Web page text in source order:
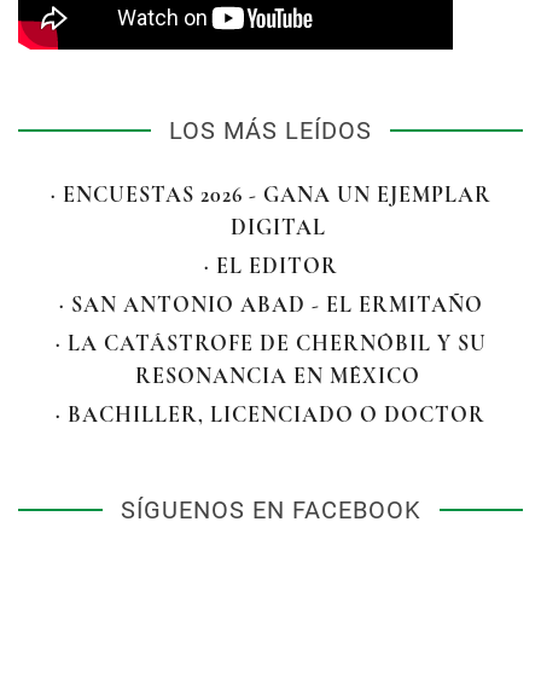
LOS MÁS LEÍDOS
· ENCUESTAS 2026 - GANA UN EJEMPLAR
DIGITAL
· EL EDITOR
· SAN ANTONIO ABAD - EL ERMITAÑO
· LA CATÁSTROFE DE CHERNÓBIL Y SU
RESONANCIA EN MÉXICO
· BACHILLER, LICENCIADO O DOCTOR
SÍGUENOS EN FACEBOOK